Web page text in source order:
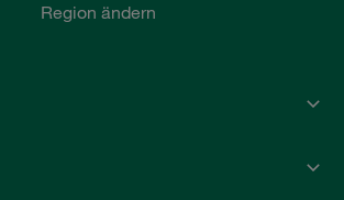
Region ändern